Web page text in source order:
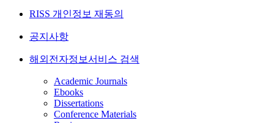
RISS 개인정보 재동의
공지사항
해외전자정보서비스 검색
Academic Journals
Ebooks
Dissertations
Conference Materials